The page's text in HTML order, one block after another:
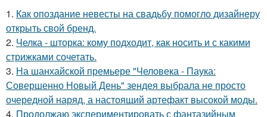
1. Как опоздание невесты на свадьбу помогло дизайнеру
открыть свой бренд.
2. Челка - шторка: кому подходит, как носить и с какими
стрижками сочетать.
3. На шанхайской премьере "Человека - Паука:
Совершенно Новый День" зендея выбрала не просто
очередной наряд, а настоящий артефакт высокой моды.
4. Продолжаю экспериментировать с фантазийным